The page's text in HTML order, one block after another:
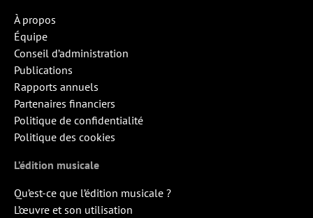
À propos
Équipe
Conseil d’administration
Publications
Rapports annuels
Partenaires financiers
Politique de confidentialité
Politique des cookies
L’édition musicale
Qu’est-ce que l’édition musicale ?
L’œuvre et son utilisation